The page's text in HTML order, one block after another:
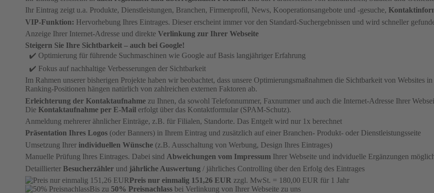
Ihr Eintrag zeigt u.a. Produkte, Dienstleistungen, Branchen, Firmenprofil, News, Kooperationsangebote und -gesuche,
VIP-Funktion: Hervorhebung Ihres Eintrages. Dieser erscheint immer vor den Standard-Suchergebnissen und wird schneller
Anzeige Ihrer Internet-Adresse und direkte Verlinkung zur Ihrer Webseite
Steigern Sie Ihre Sichtbarkeit – auch bei Google!
✔️ Optimierung für führende Suchmaschinen wie Google auf Basis langjähriger Erfahrung
✔️ Fokus auf nachhaltige Verbesserungen der Sichtbarkeit
Im Rahmen unserer bisherigen Projekte haben wir beobachtet, dass unsere Optimierungsmaßnahmen die Sichtbarkeit von
Ranking-Positionen hängen natürlich von zahlreichen externen Faktoren ab.
Erleichterung der Kontaktaufnahme zu Ihnen, da sowohl Telefonnummer, Faxnummer und auch die Internet-Adresse Ihrer
Die Kontaktaufnahme per E-Mail erfolgt über das Kontaktformular (SPAM-Schutz).
Anmeldung mehrerer ähnlicher Einträge, z.B. für Filialen, Standorte. Das Entgelt wird nur 1x berechnet
Präsentation Ihres Logos (oder Banners) in Ihrem Eintrag und zusätzlich auf einer Branchen- Produkt- oder Dienstleistungsseite
Umsetzung Ihrer individuellen Wünsche (z.B. Ausschaltung von Werbung, Design Ihres Eintrages)
Manuelle Prüfung Ihres Eintrages. Dabei sind Abweichungen vom Impressum Ihrer Webseite und indviduelle Ergänzungen
Detaillierter Besucherzähler und jährliche Auswertung / jährliches Controlling über den Erfolg des Eintrages
Preis nur einmalig 151,26 EUR zzgl. MwSt. = 180,00 EUR für 1 Jahr
Bis zu 50% Preisnachlass bei Verlinkung von Ihrer Webseite zu uns